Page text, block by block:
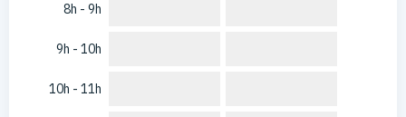
8h - 9h
9h - 10h
10h - 11h